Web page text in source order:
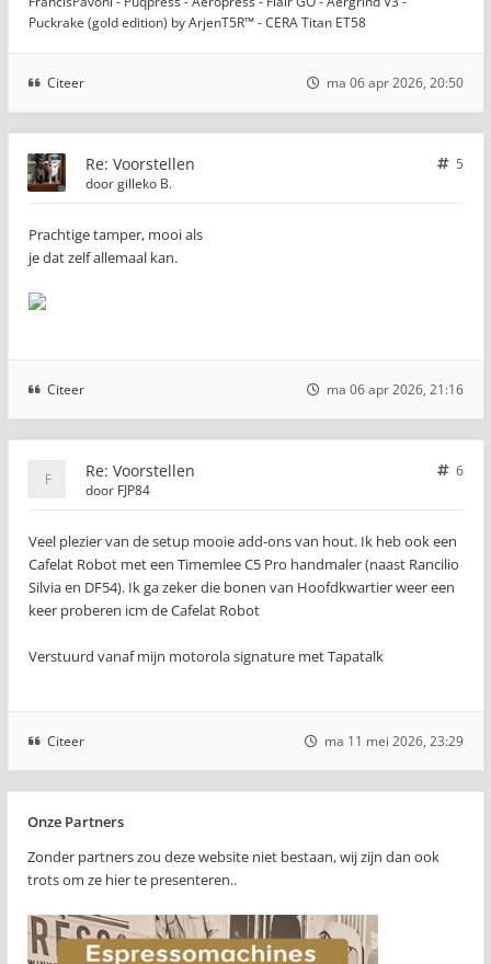
Puckrake (gold edition) by ArjenT5R™ - CERA Titan ET58
Citeer ma 06 apr 2026, 20:50
Re: Voorstellen
5
doorgilleko B.
Prachtige tamper, mooi als
je dat zelf allemaal kan.
Citeer ma 06 apr 2026, 21:16
Re: Voorstellen
6
door FJP84
Veel plezier van de setup mooie add-ons van hout. Ik heb ook een
Cafelat Robot met een Timemlee C5 Pro handmaler (naast Rancilio
Silvia en DF54). Ik ga zeker die bonen van Hoofdkwartier weer een
keer proberen icm de Cafelat Robot
Verstuurd vanaf mijn motorola signature met Tapatalk
Citeer ma 11 mei 2026, 23:29
Onze Partners
Zonder partners zou deze website niet bestaan, wij zijn dan ook
trots om ze hier te presenteren..